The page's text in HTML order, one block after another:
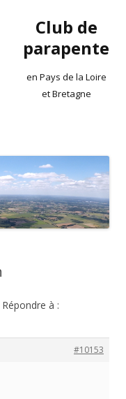
Club de
parapente
en Pays de la Loire
et Bretagne
Répondre à :
#10153